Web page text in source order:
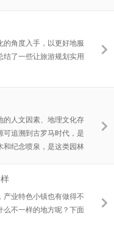
求，注意生态观、人文
的角度入手，以更好地服
结了一些让旅游规划实用
的人文因素、地理文化存
可追溯到古罗马时代，是
和纪念喷泉，是这类园林
计具体有哪些特点呢？
产业特色小镇也有做得不
么不一样的地方呢？下面